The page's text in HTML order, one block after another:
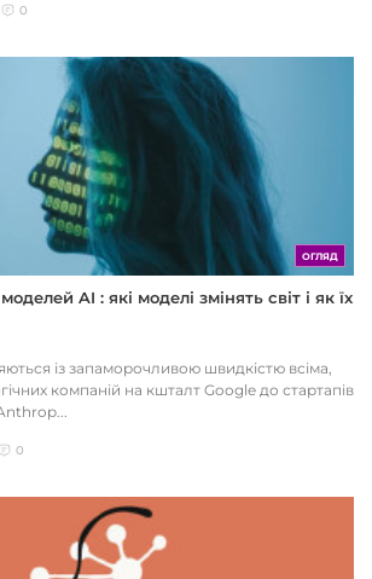
0
ОГЛЯД
AI : які моделі змінять світ і як їх
із запаморочливою швидкістю всіма,
компаній на кшталт Google до стартапів
0